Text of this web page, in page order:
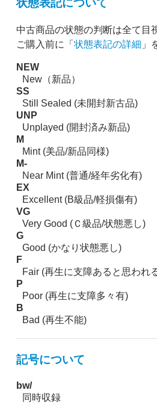
状態表記について
中古商品の状態の判断は全て目
ご購入前に「 状態表記の詳細 」
NEW
New（新品）
SS
Still Sealed (未開封新古品)
UNP
Unplayed (開封済み新品)
M
Mint (美品/新品同様)
M-
Near Mint (普通/経年劣化有)
EX
Excellent (B級品/軽損傷有)
VG
Very Good (Ｃ級品/状態悪し)
G
Good (かなり状態悪し)
F
Fair (再生に支障あると思われ
P
Poor (再生に支障多々有)
B
Bad (再生不能)
記号について
bw/
同時収録